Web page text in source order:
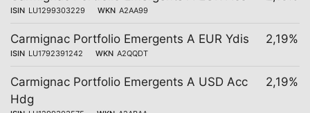
ISIN LU1299303229 WKN A2AA99
Carmignac Portfolio Emergents A EUR Ydis
ISIN LU1792391242 WKN A2QQDT
2,19%
Carmignac Portfolio Emergents A USD Acc
Hdg
2,19%